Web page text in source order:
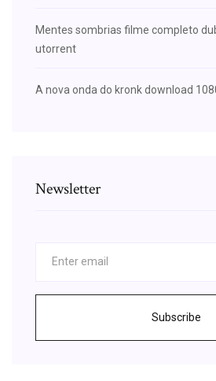
Mentes sombrias filme completo
utorrent
A nova onda do kronk download
Newsletter
Subscribe